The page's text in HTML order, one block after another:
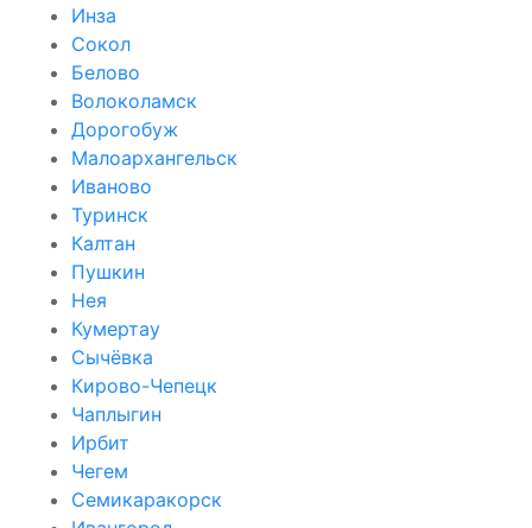
Инза
Сокол
Белово
Волоколамск
Дорогобуж
Малоархангельск
Иваново
Туринск
Калтан
Пушкин
Нея
Кумертау
Сычёвка
Кирово-Чепецк
Чаплыгин
Ирбит
Чегем
Семикаракорск